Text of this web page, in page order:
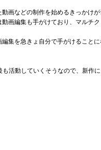
画などの制作を始めるきっかけ
画編集も手がけており、マルチ
編集を急きょ自分で手がけるこ
活動していくそうなので、新作に